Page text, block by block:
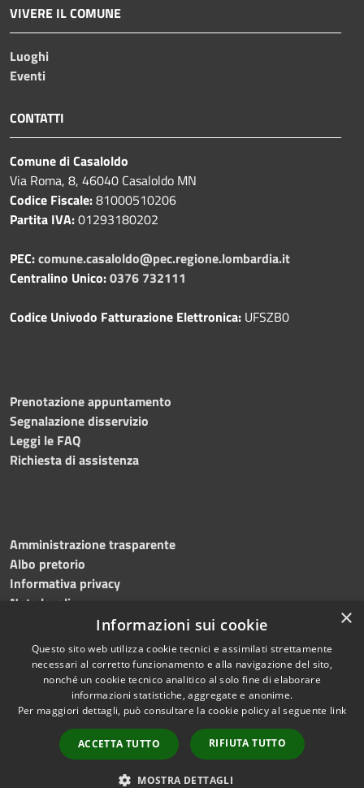
VIVERE IL COMUNE
Luoghi
Eventi
CONTATTI
Comune di Casaloldo
Via Roma, 8, 46040 Casaloldo MN
Codice Fiscale:81000510206
Partita IVA:01293180202
PEC:comune.casaloldo@pec.regione.lombardia.it
Centralino Unico:0376 732111
Codice Univodo Fatturazione Elettronica: UFSZB0
Prenotazione appuntamento
Segnalazione disservizio
Leggi le FAQ
Richiesta di assistenza
Amministrazione trasparente
Albo pretorio
Informativa privacy
Note legali
Dichiarazione di accessibilità
Accessibilità
Copyright © 2026 • Comune di
Casaloldo • Powered by
Municipium•
Accesso
redazione
×
Informazioni sui cookie
Questo sito web utilizza cookie tecnici e assimilati strettamente
necessari al corretto funzionamento e alla navigazione del sito,
nonché un cookie tecnico analitico al solo fine di elaborare
informazioni statistiche, aggregate e anonime.
Per maggiori dettagli, può consultare la cookie policy al seguente link
ACCETTA TUTTO RIFIUTA TUTTO
MOSTRA DETTAGLI